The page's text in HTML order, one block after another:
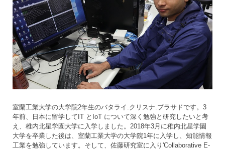
室蘭工業大学の大学院2年生のバタライ.クリスナ.プラサドです。3
年前、日本に留学してIT とIoT について深く勉強と研究したいと考
え、稚内北星学園大学に入学しました。2018年3月に稚内北星学園
大学を卒業した後は、室蘭工業大学の大学院1年に入学し、知能情報
工業を勉強しています。そして、佐藤研究室に入り'Collaborative E-